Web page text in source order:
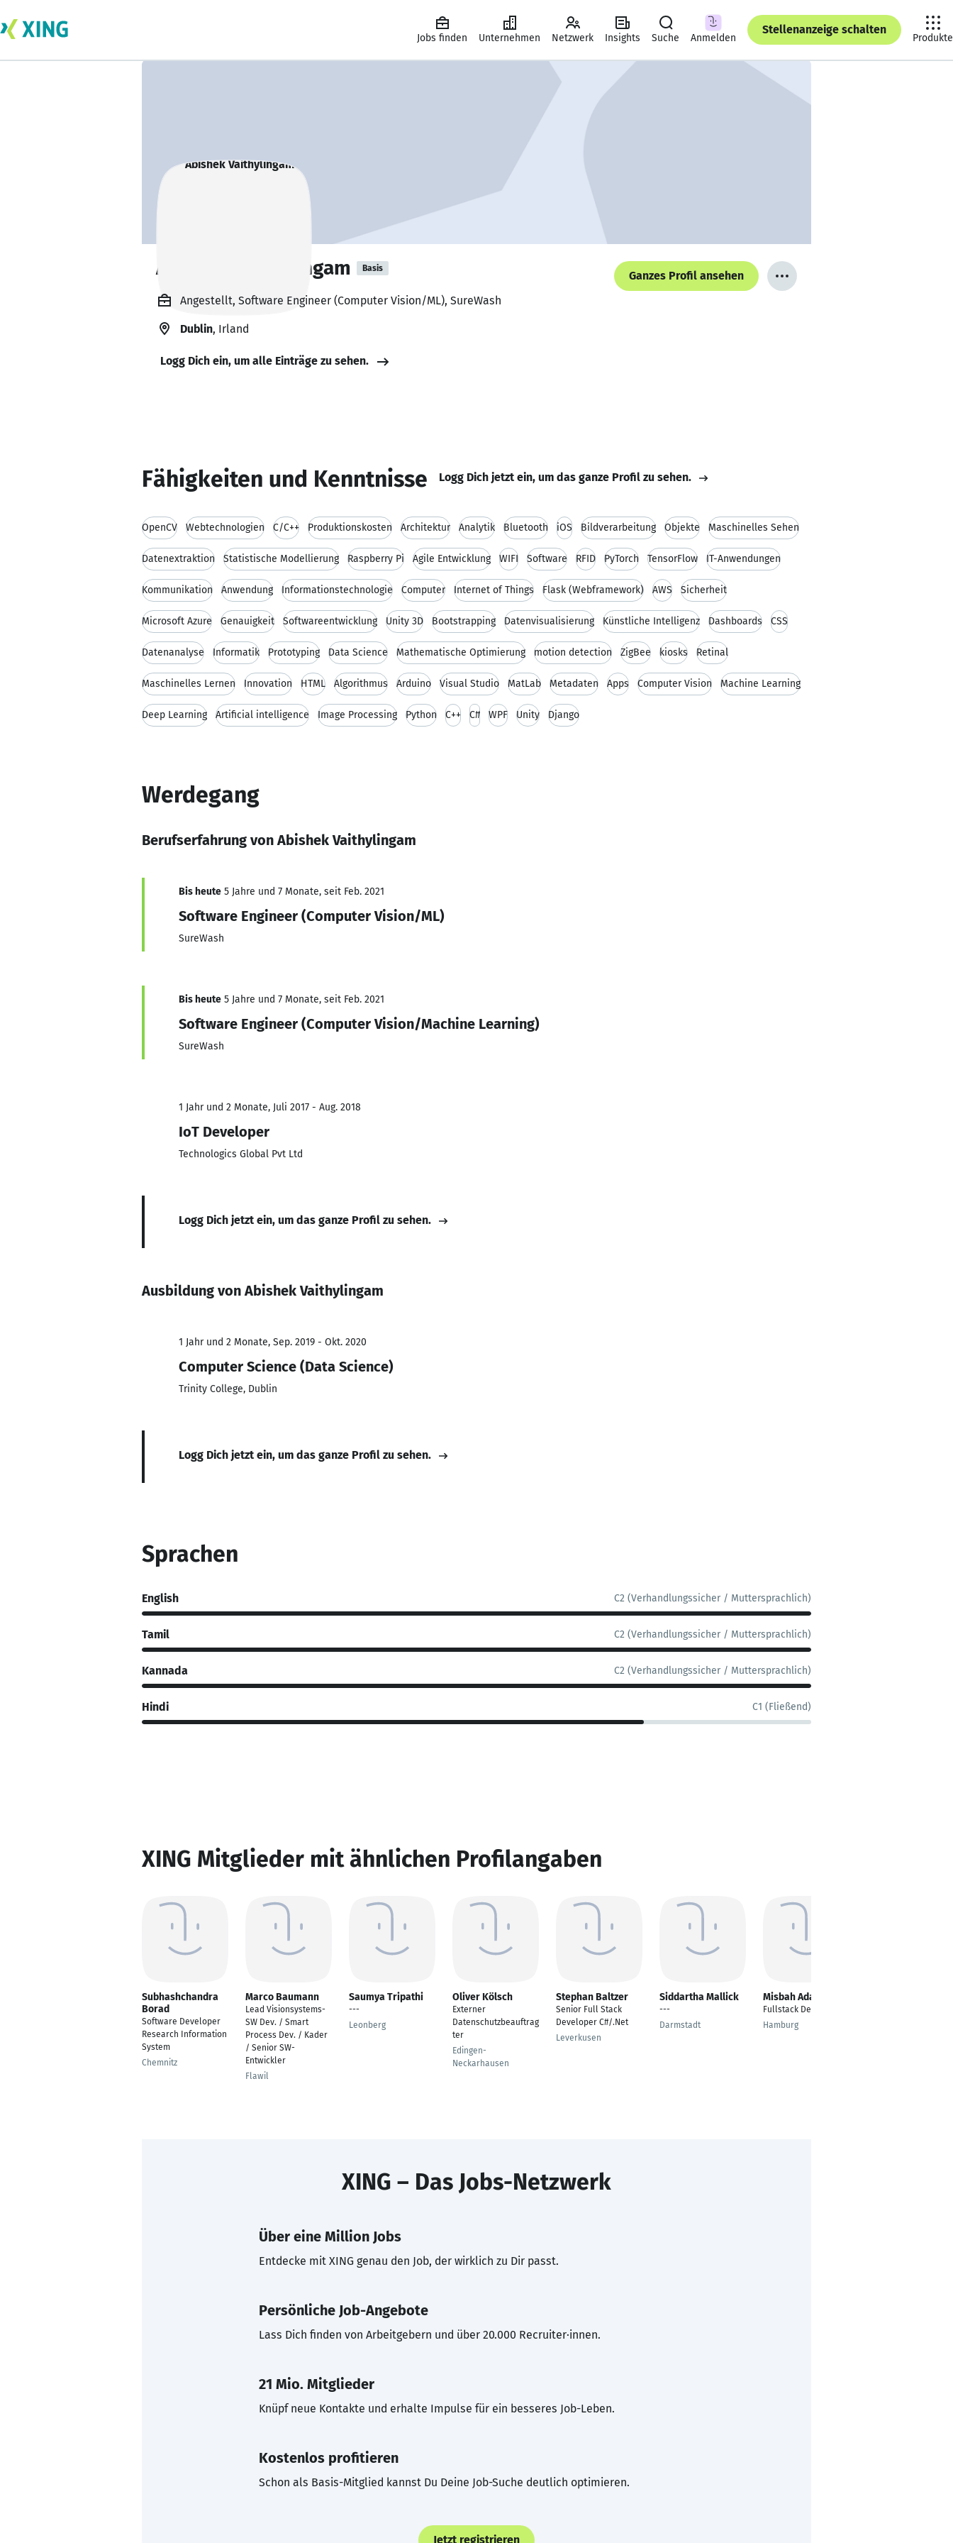
Jobs finden Unternehmen Netzwerk Insights Suche Anmelden
Stellenanzeige schalten
Produkte
Abishek Vaithylingam Basis
Ganzes Profil ansehen
Angestellt, Software Engineer (Computer Vision/ML), SureWash
Dublin, Irland
Logg Dich ein, um alle Einträge zu sehen.
Fähigkeiten und Kenntnisse Logg Dich jetzt ein, um das ganze Profil zu sehen.
OpenCV Webtechnologien C/C++ Produktionskosten Architektur Analytik Bluetooth iOS Bildverarbeitung Objekte Maschinelles Sehen
Datenextraktion Statistische Modellierung Raspberry Pi Agile Entwicklung WIFI Software RFID PyTorch TensorFlow IT-Anwendungen
Kommunikation Anwendung Informationstechnologie Computer Internet of Things Flask (Webframework) AWS Sicherheit
Microsoft Azure Genauigkeit Softwareentwicklung Unity 3D Bootstrapping Datenvisualisierung Künstliche Intelligenz Dashboards CSS
Datenanalyse Informatik Prototyping Data Science Mathematische Optimierung motion detection ZigBee kiosks Retinal
Maschinelles Lernen Innovation HTML Algorithmus Arduino Visual Studio MatLab Metadaten Apps Computer Vision Machine Learning
Deep Learning Artificial intelligence Image Processing Python C++ C# WPF Unity Django
Werdegang
Berufserfahrung von Abishek Vaithylingam
Bis heute 5 Jahre und 7 Monate, seit Feb. 2021
Software Engineer (Computer Vision/ML)
SureWash
Bis heute 5 Jahre und 7 Monate, seit Feb. 2021
Software Engineer (Computer Vision/Machine Learning)
SureWash
1 Jahr und 2 Monate, Juli 2017 - Aug. 2018
IoT Developer
Technologics Global Pvt Ltd
Logg Dich jetzt ein, um das ganze Profil zu sehen.
Ausbildung von Abishek Vaithylingam
1 Jahr und 2 Monate, Sep. 2019 - Okt. 2020
Computer Science (Data Science)
Trinity College, Dublin
Logg Dich jetzt ein, um das ganze Profil zu sehen.
Sprachen
English C2 (Verhandlungssicher / Muttersprachlich)
Tamil C2 (Verhandlungssicher / Muttersprachlich)
Kannada C2 (Verhandlungssicher / Muttersprachlich)
Hindi C1 (Fließend)
XING Mitglieder mit ähnlichen Profilangaben
Subhashchandra
Borad
Software Developer
Research Information
System
Chemnitz
Marco Baumann
Lead Visionsystems-
SW Dev. / Smart
Process Dev. / Kader
/ Senior SW-
Entwickler
Flawil
Saumya Tripathi
---
Leonberg
Oliver Kölsch
Externer
Datenschutzbeauftrag
ter
Edingen-
Neckarhausen
Stephan Baltzer
Senior Full Stack
Developer C#/.Net
Leverkusen
Siddartha Mallick
---
Darmstadt
Misbah Adam
Fullstack Developer
Hamburg
XING – Das Jobs-Netzwerk
Über eine Million Jobs
Entdecke mit XING genau den Job, der wirklich zu Dir passt.
Persönliche Job-Angebote
Lass Dich finden von Arbeitgebern und über 20.000 Recruiter·innen.
21 Mio. Mitglieder
Knüpf neue Kontakte und erhalte Impulse für ein besseres Job-Leben.
Kostenlos profitieren
Schon als Basis-Mitglied kannst Du Deine Job-Suche deutlich optimieren.
Jetzt registrieren